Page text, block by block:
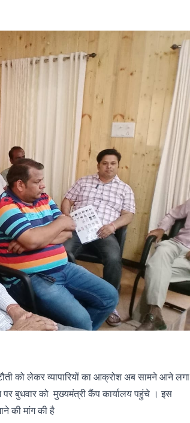
को लेकर व्यापारियों का आक्रोश अब सामने आने लगा
बुधवार को मुख्यमंत्री कैंप कार्यालय पहुंचे । इस
की मांग की है